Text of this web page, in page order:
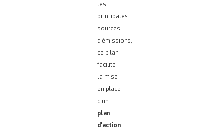
les
principales
sources
d'émissions,
ce bilan
facilite
la mise
en place
d'un
plan
d'action